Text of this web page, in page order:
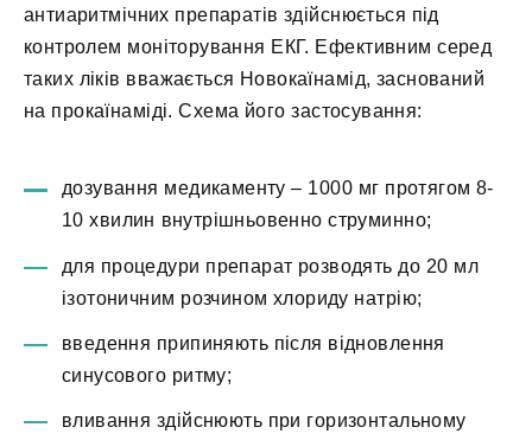
антиаритмічних препаратів здійснюється під
контролем моніторування ЕКГ. Ефективним серед
таких ліків вважається Новокаїнамід, заснований
на прокаїнаміді. Схема його застосування:
дозування медикаменту – 1000 мг протягом 8-
10 хвилин внутрішньовенно струминно;
для процедури препарат розводять до 20 мл
ізотоничним розчином хлориду натрію;
введення припиняють після відновлення
синусового ритму;
вливання здійснюють при горизонтальному